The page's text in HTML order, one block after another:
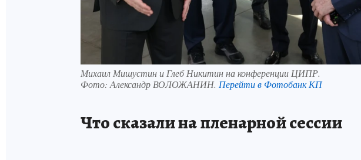
Михаил Мишустин и Глеб Никитин на конференции ЦИПР.
Фото: Александр ВОЛОЖАНИН. Перейти в Фотобанк КП
Что сказали на пленарной сессии